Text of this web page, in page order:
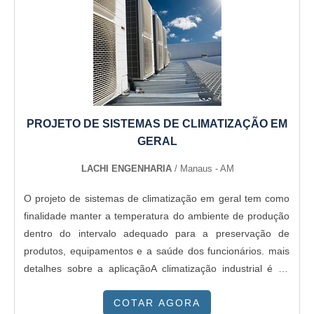
serviços e que preza pela segurança, conquistas
adquiridas porque investiu em uma estrutura que hoje
conta com escritório de alta qualidade onde são realizadas
as atividades e sede em localização privilegiada. Tudo isso,
somado a uma equipe multidisciplinar de consultores
associados e profissionais qualificados, comprova sua
essência de trazer o melhor para todos os clientes....
PROJETO DE SISTEMAS DE CLIMATIZAÇÃO EM
GERAL
LACHI ENGENHARIA / Manaus - AM
O projeto de sistemas de climatização em geral tem como
finalidade manter a temperatura do ambiente de produção
dentro do intervalo adequado para a preservação de
produtos, equipamentos e a saúde dos funcionários. mais
detalhes sobre a aplicaçãoA climatização industrial é de
qualidade do produto e na produtividade da empresa. Além
COTAR AGORA